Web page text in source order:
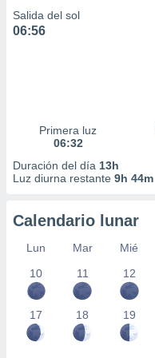
perfiles
uso de
contenido
medir el
del
de
a través
de
de
de
uso de
Salida del sol
06:56
Primera luz
06:32
Duración del día 13h
Luz diurna restante 9h 44m
Calendario lunar
Lun Mar Mié
10
11 12
17 18 19